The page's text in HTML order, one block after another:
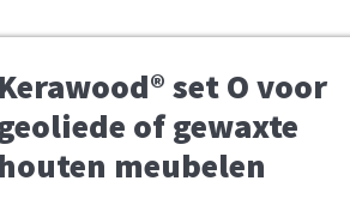
set O voor
of gewaxte
meubelen